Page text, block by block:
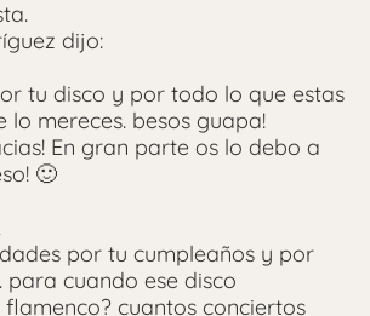
dijo:
tu disco y por todo lo que estas
lo mereces. besos guapa!
En gran parte os lo debo a
🙂
por tu cumpleaños y por
para cuando ese disco
cuantos conciertos